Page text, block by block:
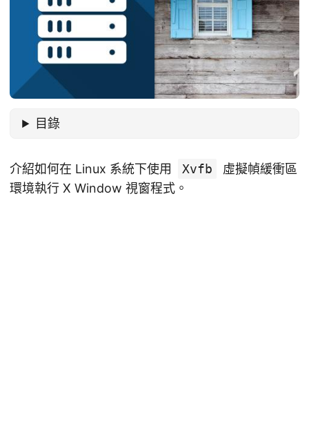
目錄
介紹如何在 Linux 系統下使用 Xvfb
虛擬幀緩衝區
環境執行 X Window 視窗程式。